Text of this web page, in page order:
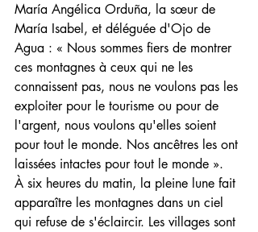
María Angélica Orduña, la sœur de
María Isabel, et déléguée d'Ojo de
Agua : « Nous sommes fiers de montrer
ces montagnes à ceux qui ne les
connaissent pas, nous ne voulons pas les
exploiter pour le tourisme ou pour de
l'argent, nous voulons qu'elles soient
pour tout le monde. Nos ancêtres les ont
laissées intactes pour tout le monde ».
À six heures du matin, la pleine lune fait
apparaître les montagnes dans un ciel
qui refuse de s'éclaircir. Les villages sont